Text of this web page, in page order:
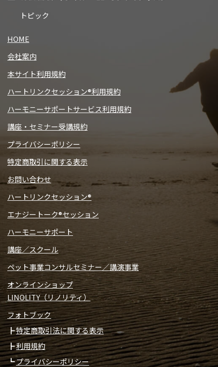
トピック
HOME
会社案内
本サイト利用規約
ハートリンクセッション®利用規約
ハーモニーサポートサービス利用規約
講座・セミナー受講規約
プライバシーポリシー
特定商取引に関する表示
お問い合わせ
ハートリンクセッション®
エナジートーク®セッション
ハーモニーサポート
講座／スクール
ペット事業コンサルセミナー／講演事業
オンラインショップ
LINOLITY（リノリティ）
フォトブック
特定商取引法に関する表示
利用規約
プライバシーポリシー